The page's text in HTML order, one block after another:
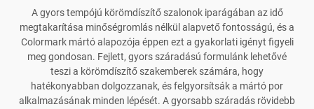
A gyors tempójú körömdíszítő szalonok iparágában az idő
megtakarítása minőségromlás nélkül alapvető fontosságú, és a
Colormark mártó alapozója éppen ezt a gyakorlati igényt figyeli
meg gondosan. Fejlett, gyors száradású formulánk lehetővé
teszi a körömdíszítő szakemberek számára, hogy
hatékonyabban dolgozzanak, és felgyorsítsák a mártó por
alkalmazásának minden lépését. A gyorsabb száradás rövidebb